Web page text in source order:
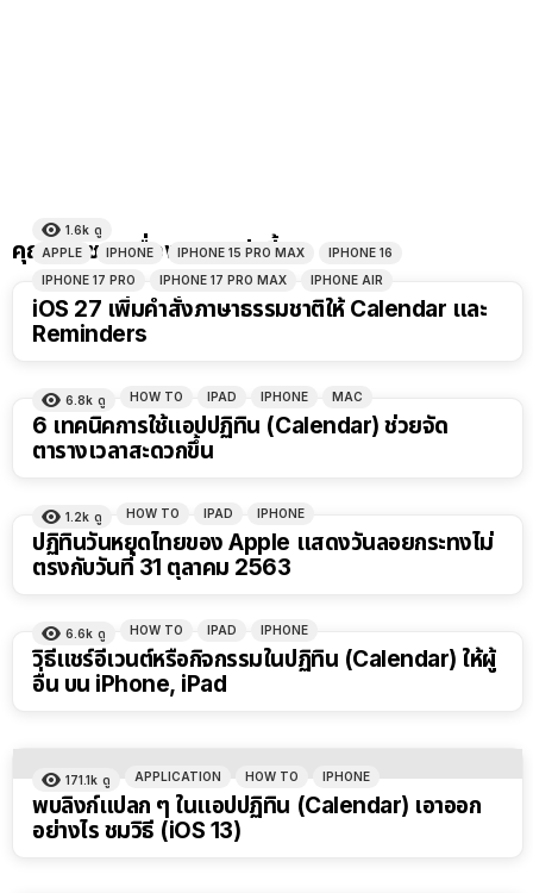
คุณอาจชอบเรื่องราวเหล่านี้
1.6k ดู
APPLE
IPHONE IPHONE 15 PRO MAX
IPHONE 16
IPHONE 17 PRO
IPHONE 17 PRO MAX IPHONE AIR
iOS 27 เพิ่มคำสั่งภาษาธรรมชาติให้ Calendar และ
Reminders
6.8k ดู HOW TO IPAD IPHONE MAC
6 เทคนิคการใช้แอปปฏิทิน (Calendar) ช่วยจัด
ตารางเวลาสะดวกขึ้น
1.2k ดู HOW TO IPAD IPHONE
ปฏิทินวันหยุดไทยของ Apple แสดงวันลอยกระทงไม่
ตรงกับวันที่ 31 ตุลาคม 2563
6.6k ดู HOW TO IPAD IPHONE
วิธีแชร์อีเวนต์หรือกิจกรรมในปฏิทิน (Calendar) ให้ผู้
อื่น บน iPhone, iPad
171.1k ดู APPLICATION HOW TO IPHONE
พบลิงก์แปลก ๆ ในแอปปฏิทิน (Calendar) เอาออก
อย่างไร ชมวิธี (iOS 13)